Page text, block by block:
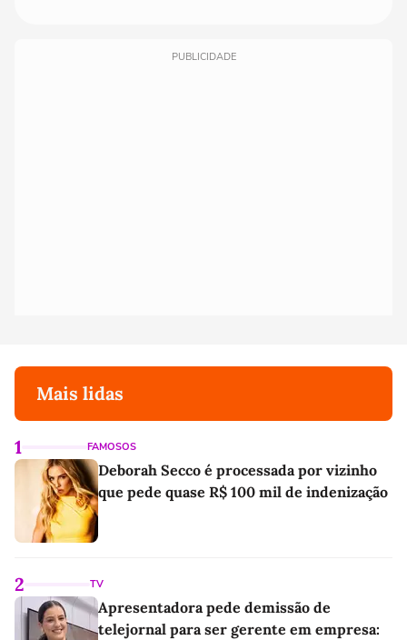
PUBLICIDADE
Mais lidas
1 FAMOSOS
Deborah Secco é processada por vizinho
que pede quase R$ 100 mil de indenização
2 TV
Apresentadora pede demissão de
telejornal para ser gerente em empresa: